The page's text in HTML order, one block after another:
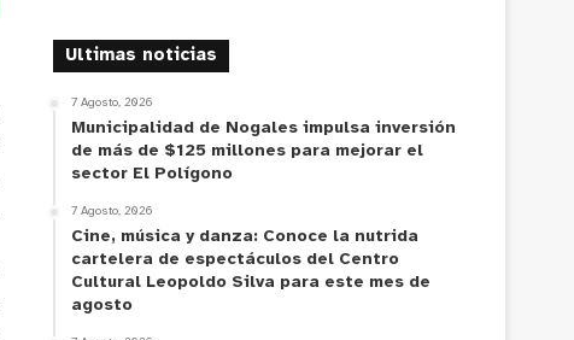
Ultimas noticias
7 Agosto, 2026
Municipalidad de Nogales impulsa inversión
de más de $125 millones para mejorar el
sector El Polígono
7 Agosto, 2026
Cine, música y danza: Conoce la nutrida
cartelera de espectáculos del Centro
Cultural Leopoldo Silva para este mes de
agosto